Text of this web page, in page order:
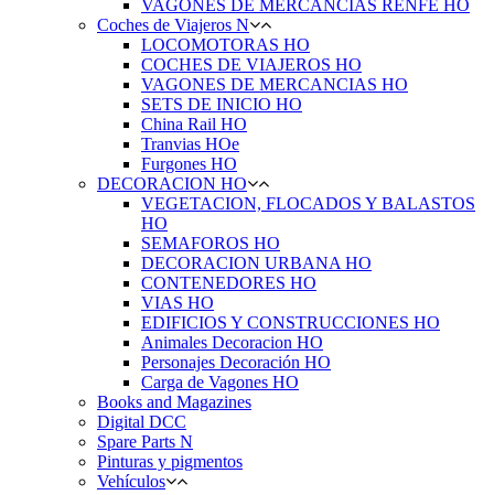
VAGONES DE MERCANCIAS RENFE HO
Coches de Viajeros N
LOCOMOTORAS HO
COCHES DE VIAJEROS HO
VAGONES DE MERCANCIAS HO
SETS DE INICIO HO
China Rail HO
Tranvias HOe
Furgones HO
DECORACION HO
VEGETACION, FLOCADOS Y BALASTOS
HO
SEMAFOROS HO
DECORACION URBANA HO
CONTENEDORES HO
VIAS HO
EDIFICIOS Y CONSTRUCCIONES HO
Animales Decoracion HO
Personajes Decoración HO
Carga de Vagones HO
Books and Magazines
Digital DCC
Spare Parts N
Pinturas y pigmentos
Vehículos